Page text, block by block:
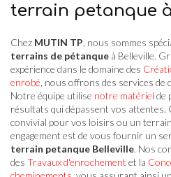
terrain petanque
Chez MUTIN TP , nous sommes
terrains de pétanque à Belleville.
expérience dans le domaine des
enrobé , nous offrons des services de
Notre équipe utilise notre matériel de
résultats qui dépassent vos attentes.
convivial pour vos loisirs ou un
engagement est de vous fournir un
terrain petanque Belleville. Nos
des Travaux d'enrochement et la